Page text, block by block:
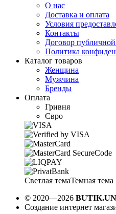
О нас
Доставка и оплата
Условия
Контакты
Договор
Политика
Каталог товаров
Женщина
Мужчина
Бренды
Оплата
Гривня
Євро
Светлая темаТемная тема
© 2020—2026
Создание интернет